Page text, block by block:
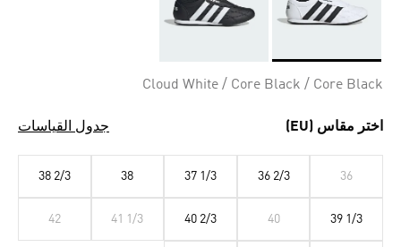
Cloud White / Core Black / Core Black
اختر مقاس (EU) جدول القياسات
36
36 2/3
37 1/3
38
38 2/3
39 1/3
40
40 2/3
41 1/3
42